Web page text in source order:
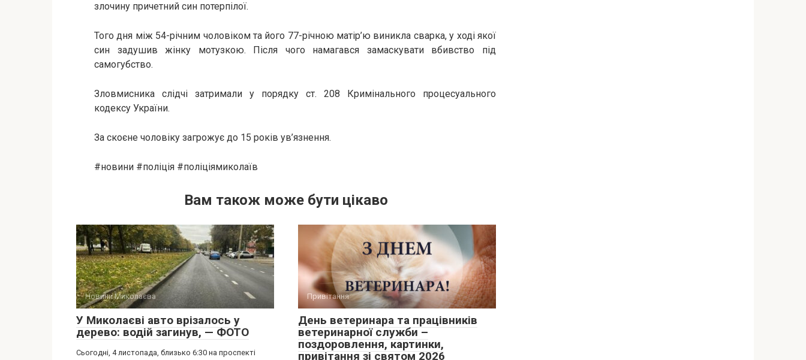
злочину причетний син потерпілої.
Того дня між 54-річним чоловіком та його 77-річною матір’ю виникла сварка, у ході якої
син задушив жінку мотузкою. Після чого намагався замаскувати вбивство під
самогубство.
Зловмисника слідчі затримали у порядку ст. 208 Кримінального процесуального
кодексу України.
За скоєне чоловіку загрожує до 15 років ув’язнення.
#новини #поліція #поліціямиколаїв
Вам також може бути цікаво
Новини Миколаєва
У Миколаєві авто врізалось у
дерево: водій загинув, — ФОТО
Сьогодні, 4 листопада, близько 6:30 на проспекті
Привітання
День ветеринара та працівників
ветеринарної служби –
поздоровлення, картинки,
привітання зі святом 2026